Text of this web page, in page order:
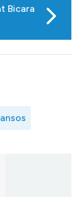
Bicara